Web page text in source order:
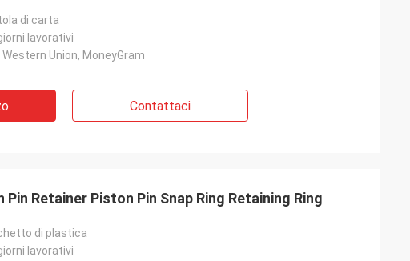
di carta
lavorativi
Union, MoneyGram
Contattaci
Pin Retainer Piston Pin Snap Ring Retaining Ring
di plastica
lavorativi